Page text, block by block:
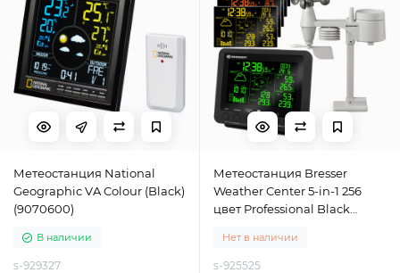
Метеостанция National
Geographic VA Colour (Black)
(9070600)
В наличии
s-929327
Метеостанция Bresser
Weather Center 5-in-1 256
цвет Professional Black
Нет в наличии
s-925525